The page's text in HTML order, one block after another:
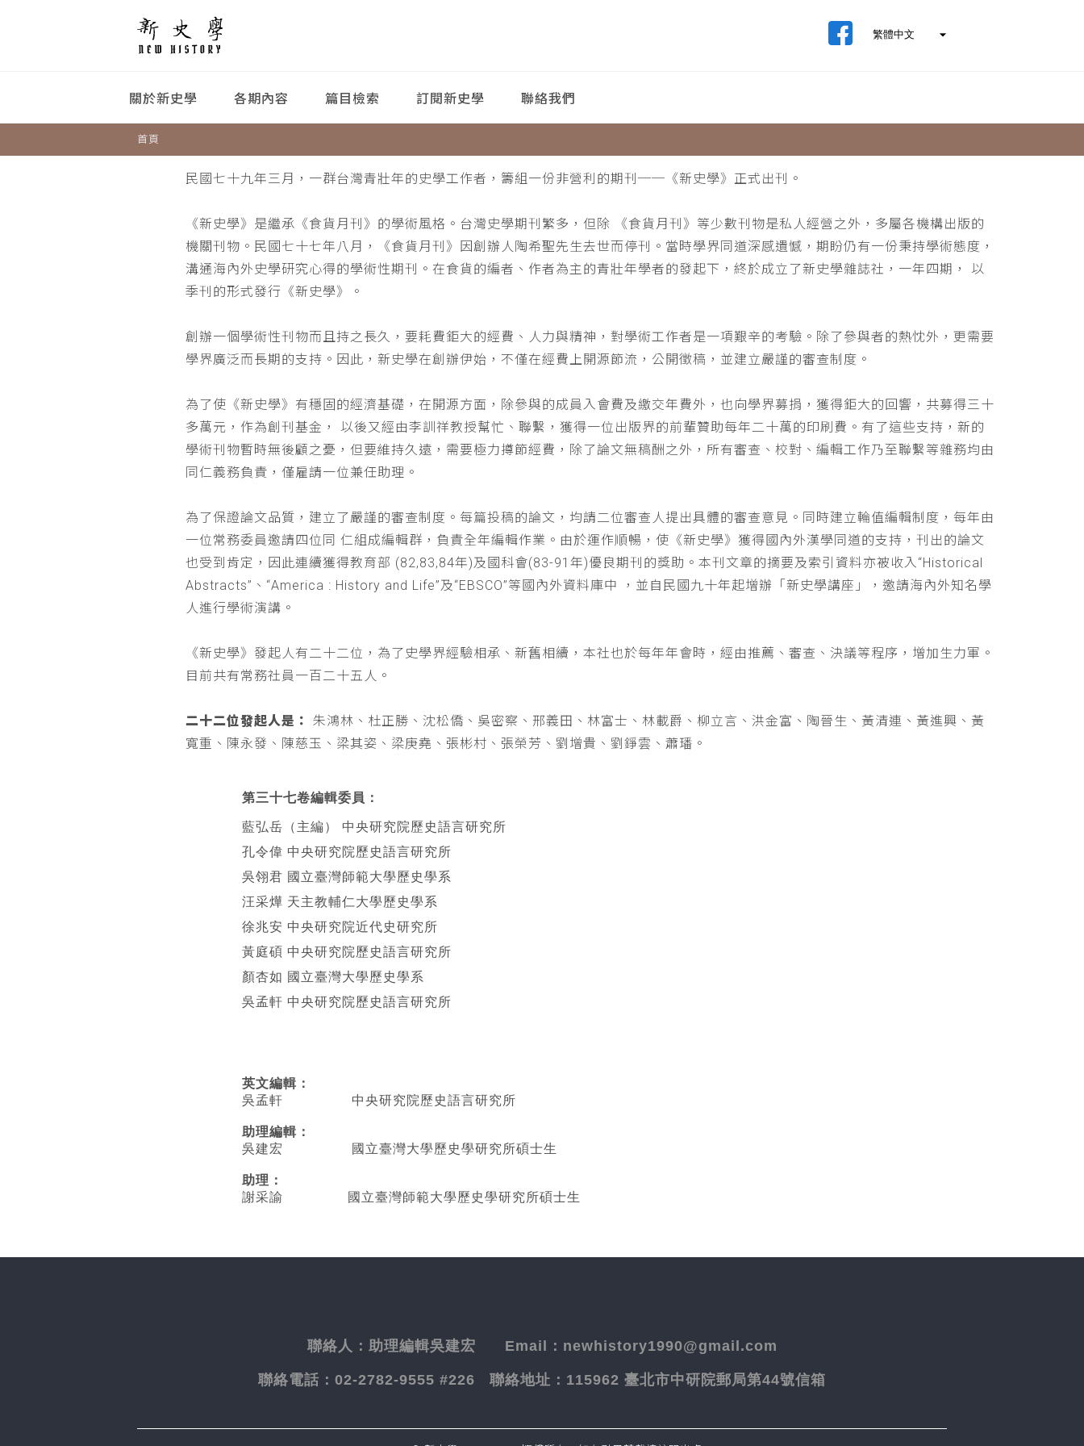
關於新史學 各期內容 篇目檢索 訂閱新史學 聯絡我們
首頁
民國七十九年三月，一群台灣青壯年的史學工作者，籌組一份非營利的期刊──《新史學》正式出刊。
《新史學》是繼承《食貨月刊》的學術風格。台灣史學期刊繁多，但除 《食貨月刊》等少數刊物是私人經營之外，多屬各機構出版的
機關刊物。民國七十七年八月，《食貨月刊》因創辦人陶希聖先生去世而停刊。當時學界同道深感遺憾，期盼仍有一份秉持學術態度，
溝通海內外史學研究心得的學術性期刊。在食貨的編者、作者為主的青壯年學者的發起下，終於成立了新史學雜誌社，一年四期， 以
季刊的形式發行《新史學》。
創辦一個學術性刊物而且持之長久，要耗費鉅大的經費、人力與精神，對學術工作者是一項艱辛的考驗。除了參與者的熱忱外，更需要
學界廣泛而長期的支持。因此，新史學在創辦伊始，不僅在經費上開源節流，公開徵稿，並建立嚴謹的審查制度。
為了使《新史學》有穩固的經濟基礎，在開源方面，除參與的成員入會費及繳交年費外，也向學界募捐，獲得鉅大的回響，共募得三十
多萬元，作為創刊基金， 以後又經由李訓祥教授幫忙、聯繫，獲得一位出版界的前輩贊助每年二十萬的印刷費。有了這些支持，新的
學術刊物暫時無後顧之憂，但要維持久遠，需要極力撙節經費，除了論文無稿酬之外，所有審查、校對、編輯工作乃至聯繫等雜務均由
同仁義務負責，僅雇請一位兼任助理。
為了保證論文品質，建立了嚴謹的審查制度。每篇投稿的論文，均請二位審查人提出具體的審查意見。同時建立輪值編輯制度，每年由
一位常務委員邀請四位同 仁組成編輯群，負責全年編輯作業。由於運作順暢，使《新史學》獲得國內外漢學同道的支持，刊出的論文
也受到肯定，因此連續獲得教育部 (82,83,84年)及國科會(83-91年)優良期刊的獎助。本刊文章的摘要及索引資料亦被收入“Historical
Abstracts”、“America : History and Life”及“EBSCO”等國內外資料庫中 ，並自民國九十年起增辦「新史學講座」，邀請海內外知名學
人進行學術演講。
《新史學》發起人有二十二位，為了史學界經驗相承、新舊相續，本社也於每年年會時，經由推薦、審查、決議等程序，增加生力軍。
目前共有常務社員一百二十五人。
二十二位發起人是：
朱鴻林、杜正勝、沈松僑、吳密察、邢義田、林富士、林載爵、柳立言、洪金富、陶晉生、黃清連、黃進興、黃
寬重、陳永發、陳慈玉、梁其姿、梁庚堯、張彬村、張榮芳、劉增貴、劉錚雲、蕭璠。
第三十七卷編輯委員：
藍弘岳（主編） 中央研究院歷史語言研究所
孔令偉 中央研究院歷史語言研究所
吳翎君 國立臺灣師範大學歷史學系
汪采燁 天主教輔仁大學歷史學系
徐兆安 中央研究院近代史研究所
黃庭碩 中央研究院歷史語言研究所
顏杏如 國立臺灣大學歷史學系
吳孟軒 中央研究院歷史語言研究所
英文編輯 ：
吳孟軒 中央研究院歷史語言研究所
助理編輯：
吳建宏 國立臺灣大學歷史學研究所碩士生
助理：
謝采諭
國立臺灣師範大學歷史學研究所碩士生
聯絡人： 助理編輯吳建宏 Email：newhistory1990@gmail.com
聯絡電話： 02-2782-9555 #226 聯絡地址： 115962 臺北市中研院郵局第44號信箱